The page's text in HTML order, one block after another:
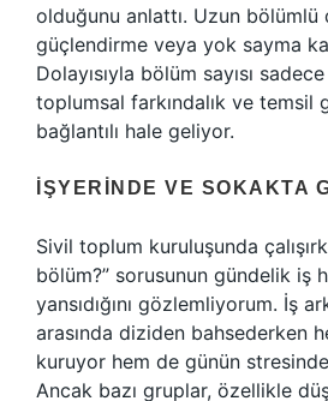
olduğunu anlattı. Uzun
güçlendirme veya yok sayma
Dolayısıyla bölüm sayısı
toplumsal farkındalık ve temsil
bağlantılı hale geliyor.
İŞYERINDE VE SOKAKTA
Sivil toplum kuruluşunda
bölüm?” sorusunun gündelik iş
yansıdığını gözlemliyorum. İş
arasında diziden bahsederken
kuruyor hem de günün
Ancak bazı gruplar, özellikle